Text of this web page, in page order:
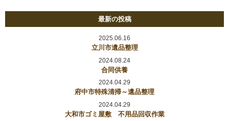
最新の投稿
2025.06.16
立川市遺品整理
2024.08.24
合同供養
2024.04.29
府中市特殊清掃～遺品整理
2024.04.29
大和市ゴミ屋敷 不用品回収作業